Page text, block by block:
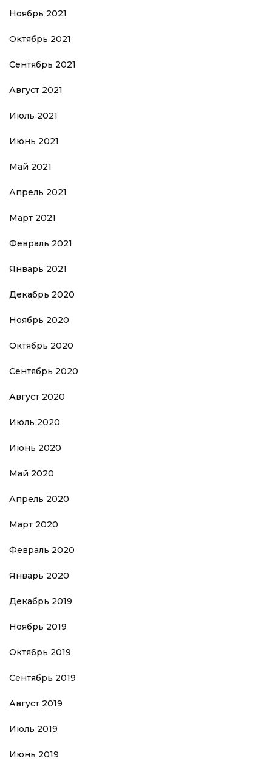
Ноябрь 2021
Октябрь 2021
Сентябрь 2021
Август 2021
Июль 2021
Июнь 2021
Май 2021
Апрель 2021
Март 2021
Февраль 2021
Январь 2021
Декабрь 2020
Ноябрь 2020
Октябрь 2020
Сентябрь 2020
Август 2020
Июль 2020
Июнь 2020
Май 2020
Апрель 2020
Март 2020
Февраль 2020
Январь 2020
Декабрь 2019
Ноябрь 2019
Октябрь 2019
Сентябрь 2019
Август 2019
Июль 2019
Июнь 2019